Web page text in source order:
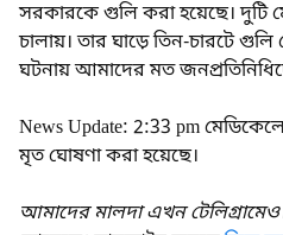
সরকারকে গুলি করা হয়েছে। দুটি
চালায়। তার ঘাড়ে তিন-চারটে
News Update: 2:33 pm
মৃত ঘোষণা করা হয়েছে।
আমাদের মালদা এখন